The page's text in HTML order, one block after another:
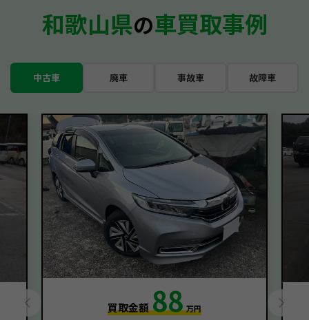
和歌山県の車買取事例
中古車 廃車 事故車 故障車
買取金額88 万円